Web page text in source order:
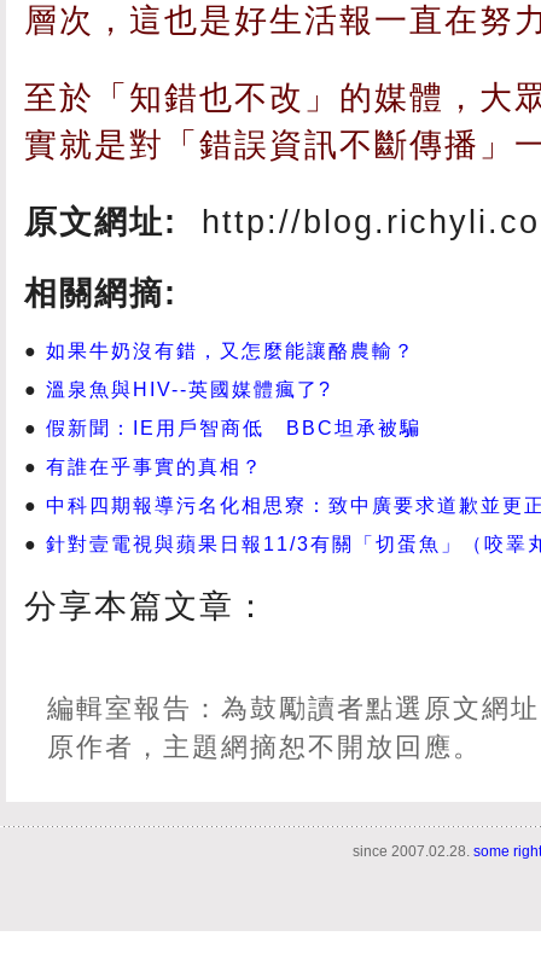
層次，這也是好生活報一直在努
至於「知錯也不改」的媒體，大
實就是對「錯誤資訊不斷傳播」
原文網址:
http://
相關網摘:
如果牛奶沒有錯，又怎麼能讓酪農輸？
溫泉魚與HIV--英國媒體瘋了?
假新聞：IE用戶智商低 BBC坦承被騙
有誰在乎事實的真相？
中科四期報導污名化相思寮：致中廣要求道歉並更
針對壹電視與蘋果日報11/3有關「切蛋魚」（咬睪
分享本篇文章：
編輯室報告：為鼓勵讀者點選原文網
原作者，主題網摘恕不開放回應。
since 2007.02.28. some